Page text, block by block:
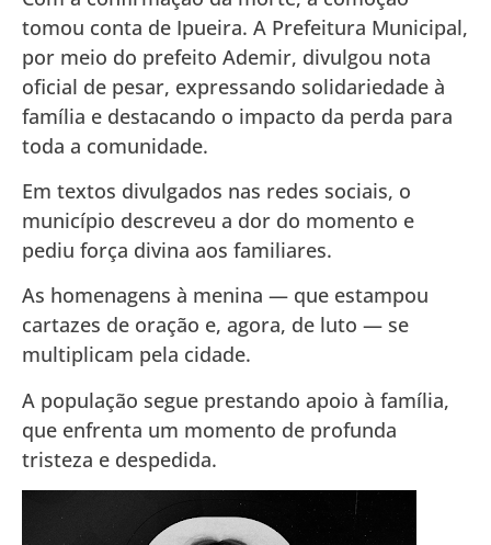
tomou conta de Ipueira. A Prefeitura Municipal,
por meio do prefeito Ademir, divulgou nota
oficial de pesar, expressando solidariedade à
família e destacando o impacto da perda para
toda a comunidade.
Em textos divulgados nas redes sociais, o
município descreveu a dor do momento e
pediu força divina aos familiares.
As homenagens à menina — que estampou
cartazes de oração e, agora, de luto — se
multiplicam pela cidade.
A população segue prestando apoio à família,
que enfrenta um momento de profunda
tristeza e despedida.